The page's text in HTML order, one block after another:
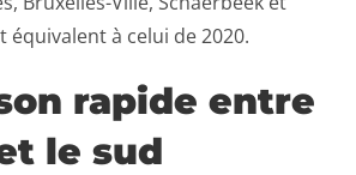
équivalent à celui de 2020.
rapide entre
le sud